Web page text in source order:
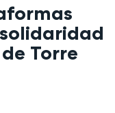
Torre